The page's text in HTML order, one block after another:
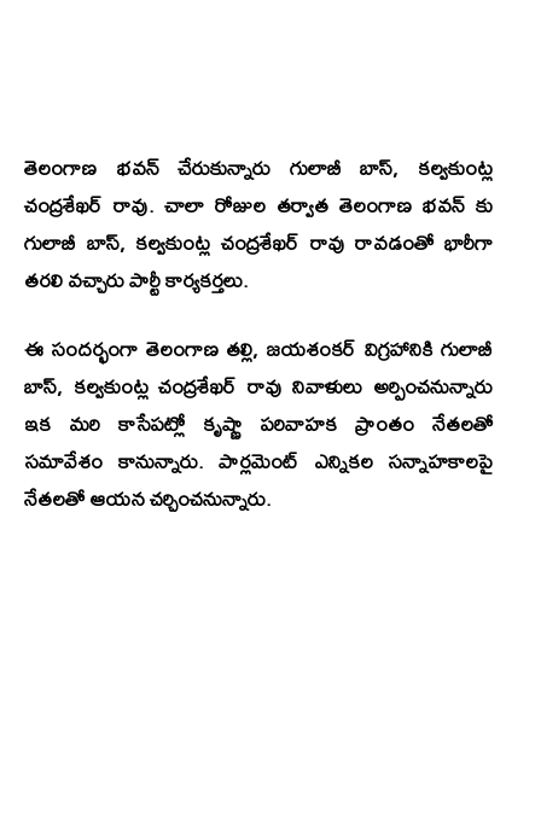
తెలంగాణ భవన్ చేరుకున్నారు గులాబీ బాస్‌, కల్వకుంట్ల
చంద్రశేఖర్‌ రావు. చాలా రోజుల తర్వాత తెలంగాణ భవన్ కు
గులాబీ బాస్‌, కల్వకుంట్ల చంద్రశేఖర్‌ రావు రావడంతో భారీగా
తరలి వచ్చారు పార్టీ కార్యకర్తలు.
ఈ సందర్భంగా తెలంగాణ తల్లి, జయశంకర్ విగ్రహానికి గులాబీ
బాస్‌, కల్వకుంట్ల చంద్రశేఖర్‌ రావు నివాళులు అర్పించనున్నారు
ఇక మరి కాసేపట్లో కృష్ణా పరివాహక ప్రాంతం నేతలతో
సమావేశం కానున్నారు. పార్లమెంట్ ఎన్నికల సన్నాహకాలపై
నేతలతో ఆయన చర్చించనున్నారు.